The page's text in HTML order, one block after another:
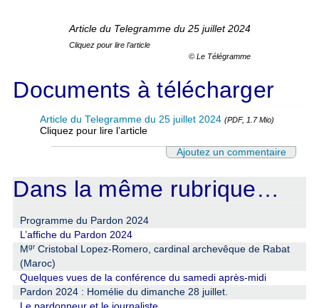
Article du Telegramme du 25 juillet 2024
Cliquez pour lire l’article
© Le Télégramme
Documents à télécharger
Article du Telegramme du 25 juillet 2024 (PDF, 1.7 Mio)
Cliquez pour lire l’article
Ajoutez un commentaire
Dans la même rubrique…
Programme du Pardon 2024
L’affiche du Pardon 2024
MgrCristobal Lopez-Romero, cardinal archevêque de Rabat
(Maroc)
Quelques vues de la conférence du samedi après-midi
Pardon 2024 : Homélie du dimanche 28 juillet.